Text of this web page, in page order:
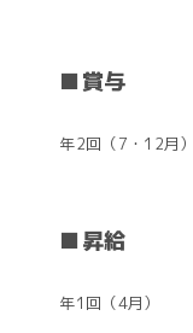
■賞与
年2回（7・12月）
■昇給
年1回（4月）